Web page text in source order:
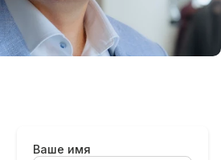
Ваше имя